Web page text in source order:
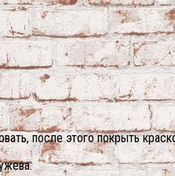
после этого покрыть